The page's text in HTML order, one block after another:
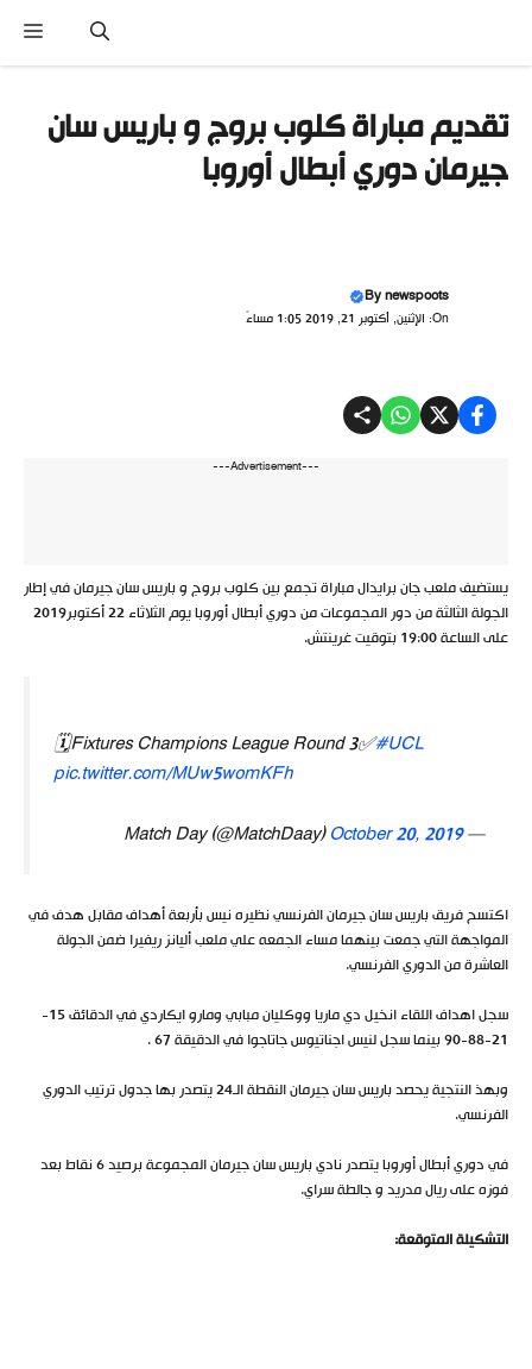
المحتوى
تقديم مباراة كلوب بروج و باريس سان
جيرمان دوري أبطال أوروبا
Bynewspoots
On: الإثنين, أكتوبر 21, 2019 1:05 مساءً
---Advertisement---
يستضيف ملعب جان برايدال مباراة تجمع بين كلوب بروج و باريس سان جيرمان في إطار
الجولة الثالثة من دور المجموعات من دوري أبطال أوروبا يوم الثلاثاء 22 أكتوبر2019
على الساعة 19:00 بتوقيت غرينتش.
🗓Fixtures Champions League Round 3✅#UCL
pic.twitter.com/MUw5womKFh
— Match Day (@MatchDaay)
October 20, 2019
اكتسح فريق باريس سان جيرمان الفرنسي نظيره نيس بأربعة أهداف مقابل هدف في
المواجهة التي جمعت بينهما مساء الجمعه علي ملعب أليانز ريفيرا ضمن الجولة
العاشرة من الدوري الفرنسي.
سجل اهداف اللقاء انخيل دي ماريا ووكليان مبابي ومارو ايكاردي في الدقائق 15-
21-88-90 بينما سجل لنيس اجناتيوس جاتاجوا في الدقيقة 67 .
وبهذ النتجية يحصد باريس سان جيرمان النقطة الـ24 يتصدر بها جدول ترتيب الدوري
الفرنسي.
في دوري أبطال أوروبا يتصدر نادي باريس سان جيرمان المجموعة برصيد 6 نقاط بعد
فوزه على ريال مدريد و جالطة سراي.
التشكيلة المتوقعة: